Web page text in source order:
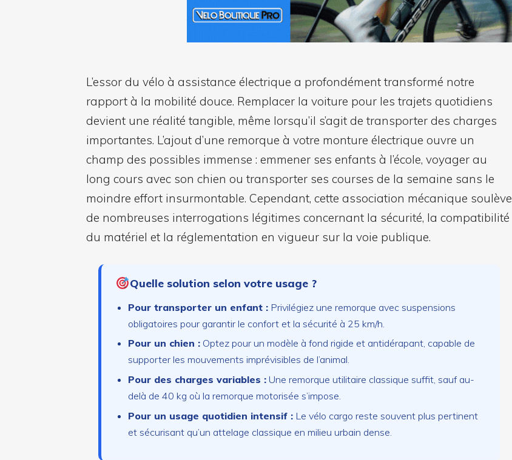
L’essor du vélo à assistance électrique a profondément transformé notre
rapport à la mobilité douce. Remplacer la voiture pour les trajets quotidiens
devient une réalité tangible, même lorsqu’il s’agit de transporter des charges
importantes. L’ajout d’une remorque à votre monture électrique ouvre un
champ des possibles immense : emmener ses enfants à l’école, voyager au
long cours avec son chien ou transporter ses courses de la semaine sans le
moindre effort insurmontable. Cependant, cette association mécanique soulève
de nombreuses interrogations légitimes concernant la sécurité, la compatibilité
du matériel et la réglementation en vigueur sur la voie publique.
Quelle solution selon votre usage ?
Pour transporter un enfant : Privilégiez une remorque avec suspensions
obligatoires pour garantir le confort et la sécurité à 25 km/h.
Pour un chien : Optez pour un modèle à fond rigide et antidérapant, capable de
supporter les mouvements imprévisibles de l’animal.
Pour des charges variables : Une remorque utilitaire classique suffit, sauf au-
delà de 40 kg où la remorque motorisée s’impose.
Pour un usage quotidien intensif : Le vélo cargo reste souvent plus pertinent
et sécurisant qu’un attelage classique en milieu urbain dense.